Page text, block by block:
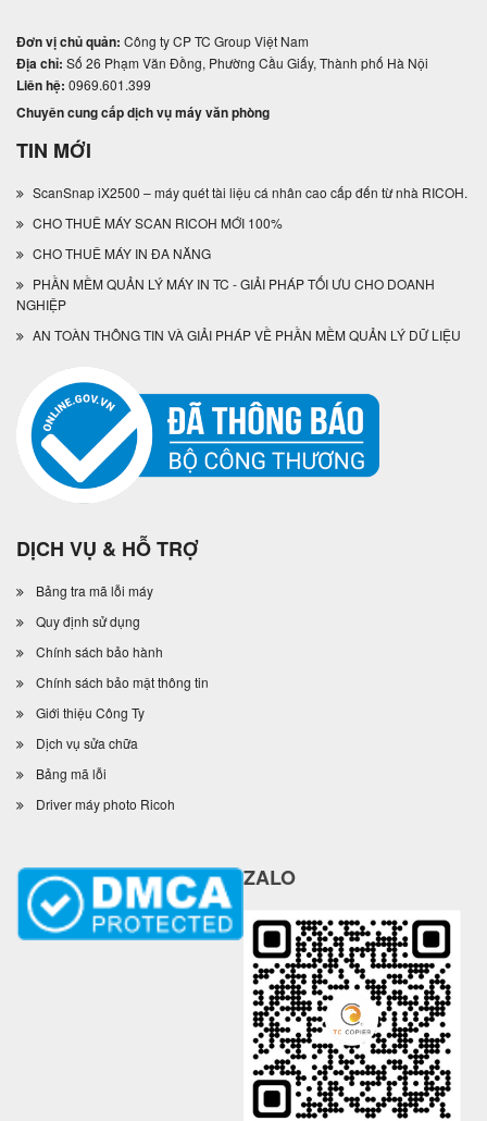
Đơn vị chủ quản: Công ty CP TC Group Việt Nam
Địa chỉ: Số 26 Phạm Văn Đồng, Phường Cầu Giấy, Thành phố Hà Nội
Liên hệ: 0969.601.399
Chuyên cung cấp dịch vụ máy văn phòng
TIN MỚI
ScanSnap iX2500 – máy quét tài liệu cá nhân cao cấp đến từ nhà RICOH.
CHO THUÊ MÁY SCAN RICOH MỚI 100%
CHO THUÊ MÁY IN ĐA NĂNG
PHẦN MỀM QUẢN LÝ MÁY IN TC - GIẢI PHÁP TỐI ƯU CHO DOANH
NGHIỆP
AN TOÀN THÔNG TIN VÀ GIẢI PHÁP VỀ PHẦN MỀM QUẢN LÝ DỮ LIỆU
DỊCH VỤ & HỖ TRỢ
Bảng tra mã lỗi máy
Quy định sử dụng
Chính sách bảo hành
Chính sách bảo mật thông tin
Giới thiệu Công Ty
Dịch vụ sửa chữa
Bảng mã lỗi
Driver máy photo Ricoh
ZALO